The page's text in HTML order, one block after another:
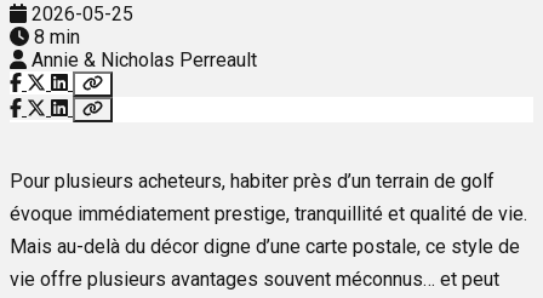
2026-05-25
8 min
Annie & Nicholas Perreault
Pour plusieurs acheteurs, habiter près d’un terrain de golf
évoque immédiatement prestige, tranquillité et qualité de vie.
Mais au-delà du décor digne d’une carte postale, ce style de
vie offre plusieurs avantages souvent méconnus… et peut